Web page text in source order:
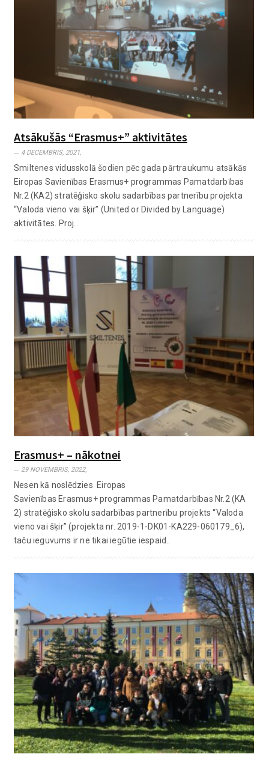
Atsākušās “Erasmus+” aktivitātes
4 DECEMBRIS, 2021,
Smiltenes vidusskolā šodien pēc gada pārtraukumu atsākās
Eiropas Savienības Erasmus+ programmas Pamatdarbības
Nr.2 (KA2) stratēģisko skolu sadarbības partnerību projekta
“Valoda vieno vai šķir” (United or Divided by Language)
aktivitātes. Proj..
Erasmus+ – nākotnei
29 NOVEMBRIS, 2022,
Nesen kā noslēdzies Eiropas
Savienības Erasmus+ programmas Pamatdarbības Nr.2 (KA
2) stratēģisko skolu sadarbības partnerību projekts “Valoda
vieno vai šķir” (projekta nr. 2019-1-DK01-KA229-060179_6),
taču ieguvums ir ne tikai iegūtie iespaid..